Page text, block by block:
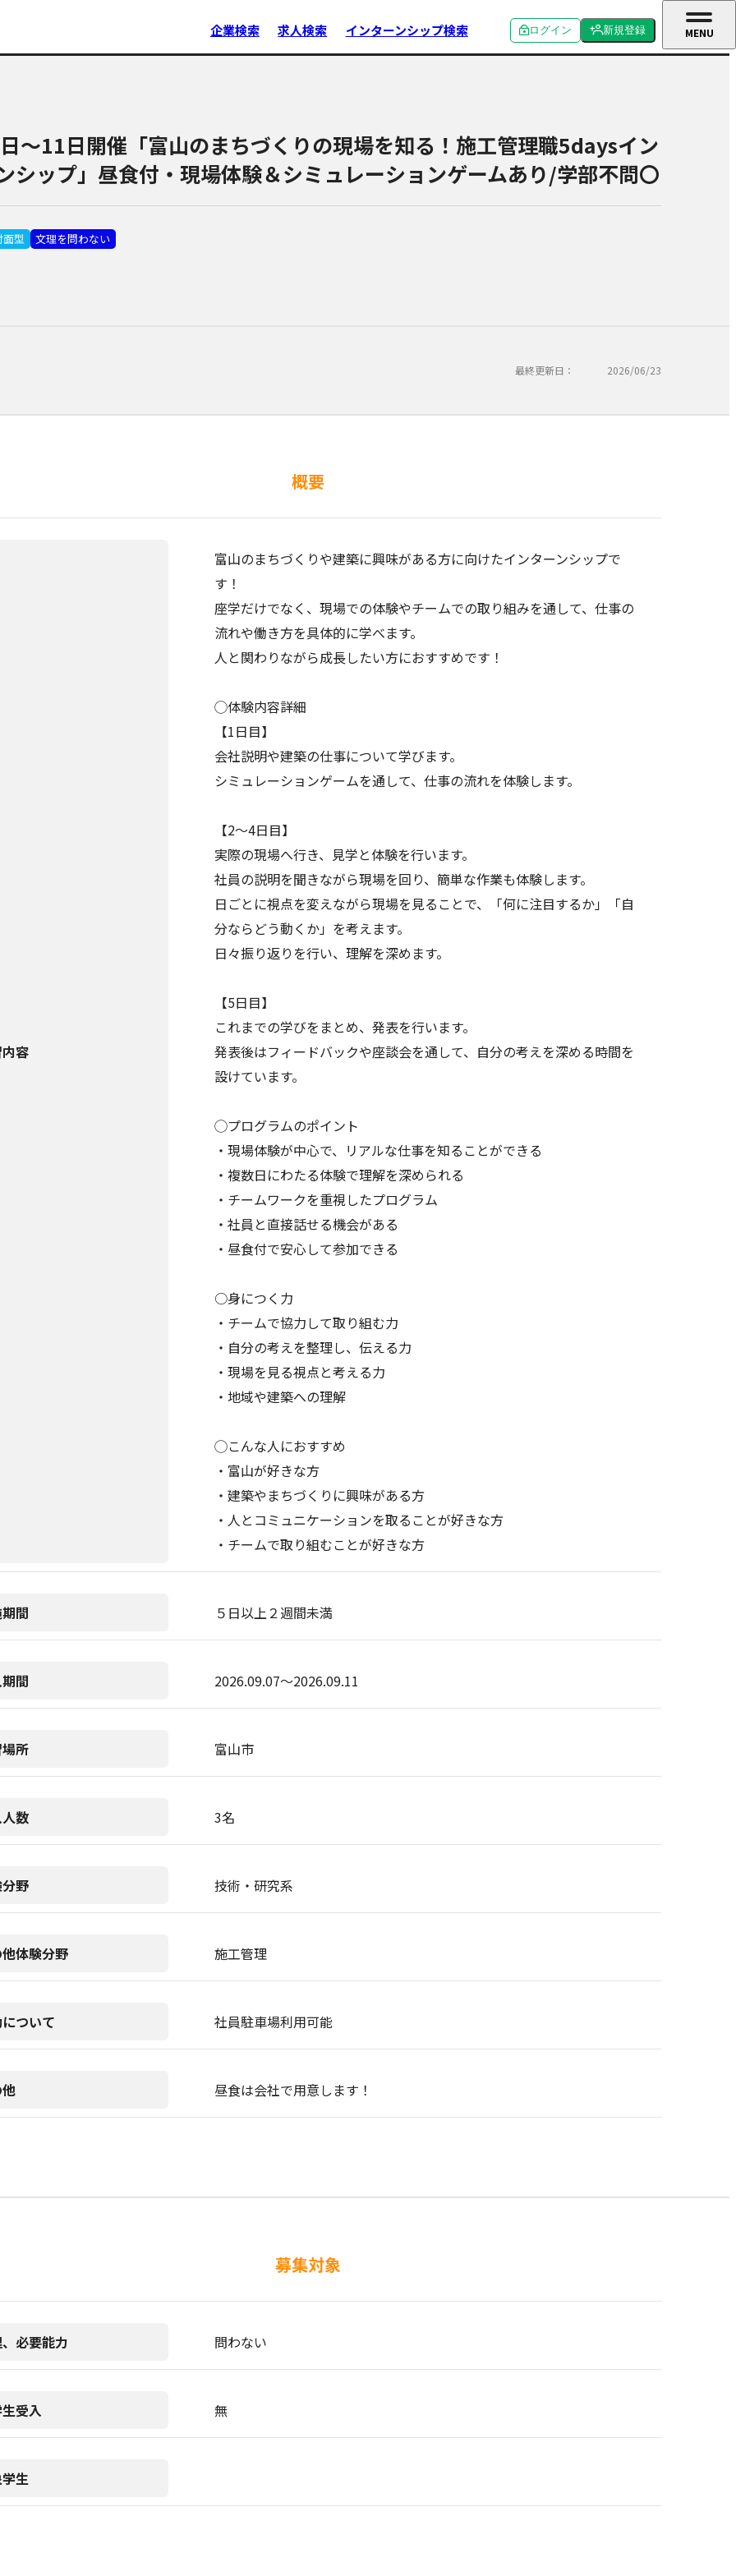
企業検索 求人検索 インターンシップ検索 ログイン
学校関係者ログイン
新規登録
～11日開催「富山のまちづくりの現場を知る！施工管理職5daysイン
シップ」昼食付・現場体験＆シミュレーションゲームあり/学部不問〇
面型 文理を問わない
最終更新日： 2026/06/23
概要
容
富山のまちづくりや建築に興味がある方に向けたインターンシップで
す！
座学だけでなく、現場での体験やチームでの取り組みを通して、仕事の
流れや働き方を具体的に学べます。
人と関わりながら成長したい方におすすめです！
◯体験内容詳細
【1日目】
会社説明や建築の仕事について学びます。
シミュレーションゲームを通して、仕事の流れを体験します。
【2～4日目】
実際の現場へ行き、見学と体験を行います。
社員の説明を聞きながら現場を回り、簡単な作業も体験します。
日ごとに視点を変えながら現場を見ることで、「何に注目するか」「自
分ならどう動くか」を考えます。
日々振り返りを行い、理解を深めます。
【5日目】
これまでの学びをまとめ、発表を行います。
発表後はフィードバックや座談会を通して、自分の考えを深める時間を
設けています。
◯プログラムのポイント
・現場体験が中心で、リアルな仕事を知ることができる
・複数日にわたる体験で理解を深められる
・チームワークを重視したプログラム
・社員と直接話せる機会がある
・昼食付で安心して参加できる
○身につく力
・チームで協力して取り組む力
・自分の考えを整理し、伝える力
・現場を見る視点と考える力
・地域や建築への理解
◯こんな人におすすめ
・富山が好きな方
・建築やまちづくりに興味がある方
・人とコミュニケーションを取ることが好きな方
・チームで取り組むことが好きな方
間 ５日以上２週間未満
間 2026.09.07〜2026.09.11
所 富山市
数 3名
野 技術・研究系
体験分野 施工管理
ついて 社員駐車場利用可能
昼食は会社で用意します！
募集対象
必要能力 問わない
受入 無
生
MENU